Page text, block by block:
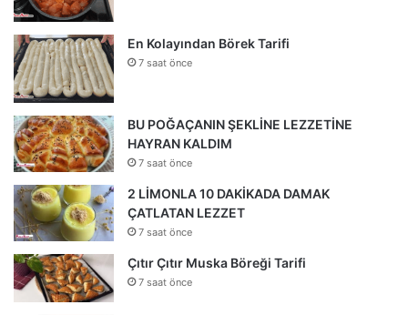
En Kolayından Börek Tarifi
7 saat önce
BU POĞAÇANIN ŞEKLİNE LEZZETİNE
HAYRAN KALDIM
7 saat önce
2 LİMONLA 10 DAKİKADA DAMAK
ÇATLATAN LEZZET
7 saat önce
Çıtır Çıtır Muska Böreği Tarifi
7 saat önce